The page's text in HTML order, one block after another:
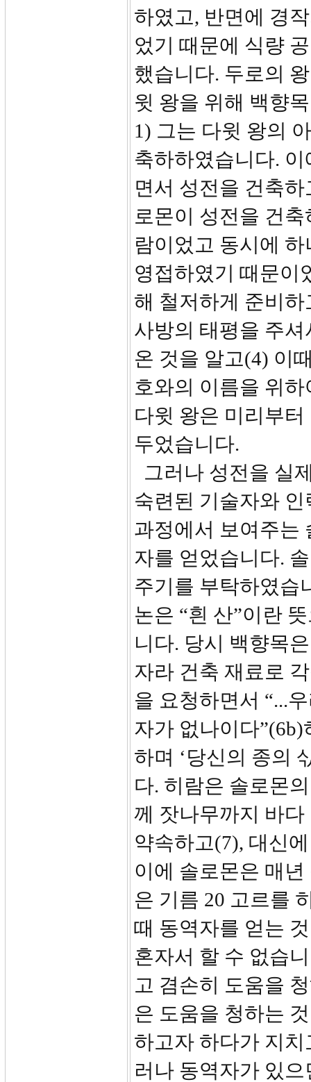
하였고, 반면에 경
었기 때문에 식량
했습니다. 두로의
윗 왕을 위해 백향
1) 그는 다윗 왕의
축하하였습니다.
면서 성전을 건축
로몬이 성전을 건
람이었고 동시에
영접하였기 때문이
해 철저하게 준비
사방의 태평을 주
온 것을 알고(4) 이
호와의 이름을 위
다윗 왕은 미리부
두었습니다.
그러나 성전을 실
숙련된 기술자와
과정에서 보여주는
자를 얻었습니다.
주기를 부탁하였습
논은 “흰 산”이란
니다. 당시 백향목
자라 건축 재료로
을 요청하면서 “...
자가 없나이다
하며 ‘당신의 종의
다. 히람은 솔로몬
께 잣나무까지 바
약속하고(7), 대신
이에 솔로몬은 매
은 기름 20 고르를
때 동역자를 얻는
혼자서 할 수 없습
고 겸손히 도움을
은 도움을 청하는
하고자 하다가 지
러나 동역자가 있